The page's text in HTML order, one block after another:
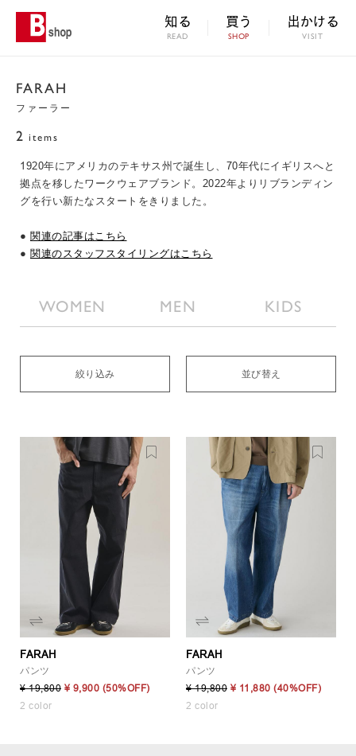
知る
READ
買う
SHOP
出かける
VISIT
FARAH
ファーラー
2 items
1920年にアメリカのテキサス州で誕生し、70年代にイギリスへと
拠点を移したワークウェアブランド。2022年よりリブランディン
グを行い新たなスタートをきりました。
● 関連の記事はこちら
● 関連のスタッフスタイリングはこちら
WOMEN MEN KIDS
絞り込み 並び替え
FARAH
パンツ
¥ 19,800 ¥ 9,900 (50%OFF)
2 color
FARAH
パンツ
¥ 19,800 ¥ 11,880 (40%OFF)
2 color